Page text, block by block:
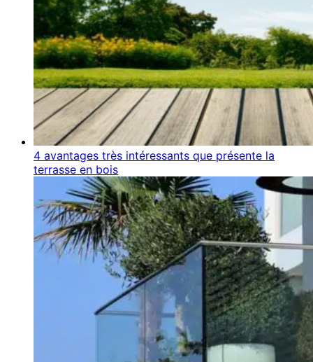
4 avantages très intéressants que présente la
terrasse en bois